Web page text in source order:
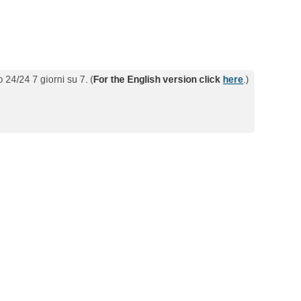
24/24 7 giorni su 7. (For the English version click here.)